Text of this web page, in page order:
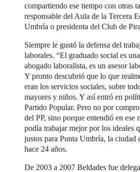
compartiendo ese tiempo con otras
responsable del Aula de la Tercera
Umbría o presidenta del Club de
Siempre le gustó la defensa del
laborales. “El graduado social es
abogado laboralista, es un asesor
Y pronto descubrió que lo que
eran los servicios sociales, sobre
mayores y niños. Y así entró en
Partido Popular. Pero no por
del PP, sino porque entendió en ese
podía trabajar mejor por los ideales
justos para Punta Umbría, la ciudad
hace 24 años.
De 2003 a 2007 Beldades fue